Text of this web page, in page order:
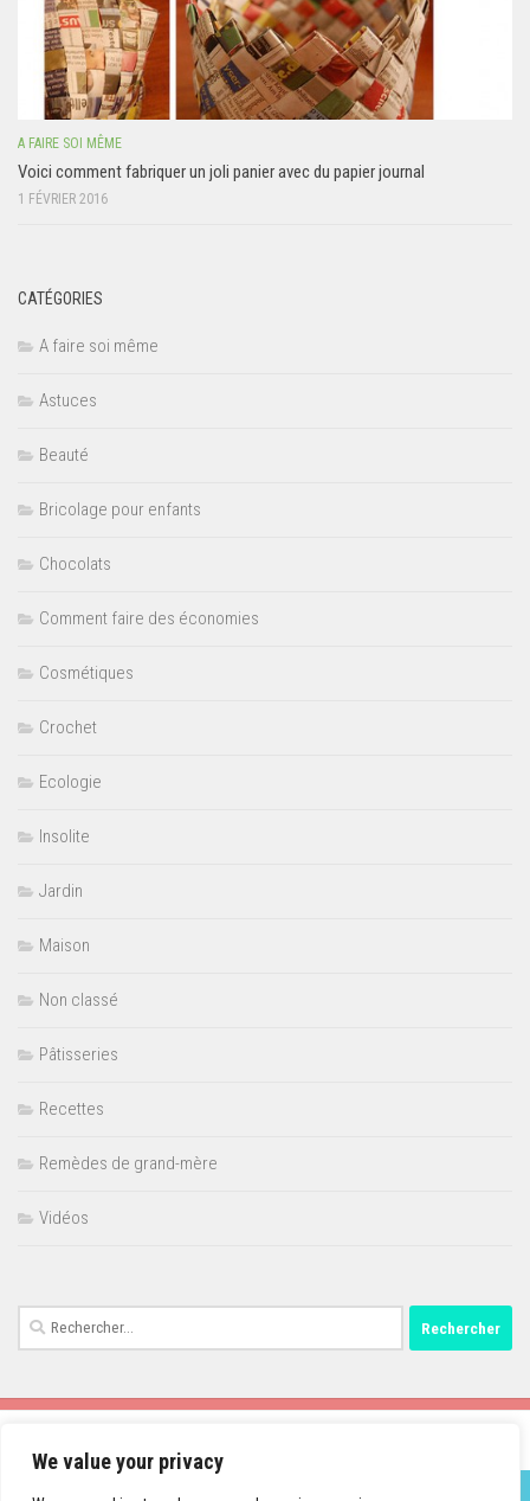
We value your privacy
A FAIRE SOI MÊME
Voici comment fabriquer un joli panier avec du papier journal
1 FÉVRIER 2016
CATÉGORIES
A faire soi même
Astuces
Beauté
Bricolage pour enfants
Chocolats
Comment faire des économies
Cosmétiques
Crochet
Ecologie
Insolite
Jardin
Maison
Non classé
Pâtisseries
Recettes
Remèdes de grand-mère
Vidéos
Rechercher :